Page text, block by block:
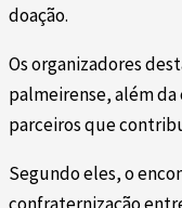
doação.
Os organizadores
palmeirense, além
parceiros que
Segundo eles, o